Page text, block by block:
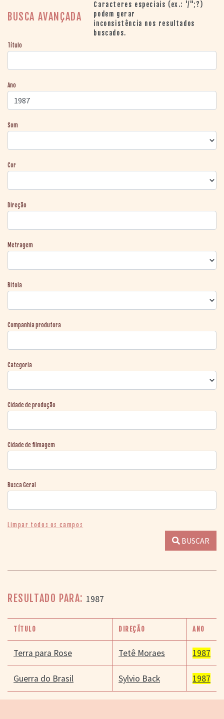
> ARQUIVO
> FILMOGRAFIAS DE
> DISCOGRAFIAS
LOCALIZAÇÃO
BUSCA AVANÇADA
Caracteres especiais (ex.: '/";?)
podem gerar
inconsistência nos resultados
buscados.
Título
Ano
Som
Cor
Direção
Metragem
Bitola
Companhia produtora
Categoria
Cidade de produção
Cidade de filmagem
Busca Geral
Limpar todos os campos
BUSCAR
RESULTADO PARA: 1987
TÍTULO DIREÇÃO ANO
Terra para Rose Tetê Moraes 1987
Guerra do Brasil Sylvio Back 1987